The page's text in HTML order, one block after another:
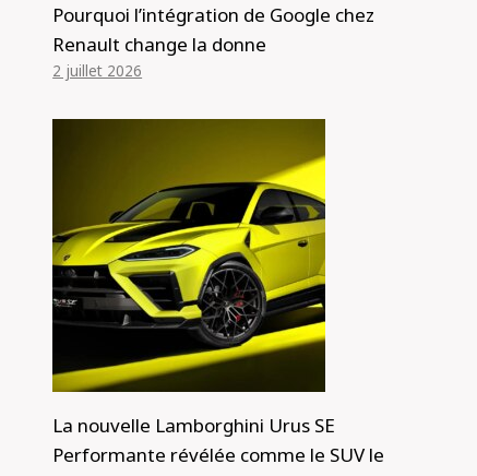
Pourquoi l’intégration de Google chez
Renault change la donne
2 juillet 2026
La nouvelle Lamborghini Urus SE
Performante révélée comme le SUV le